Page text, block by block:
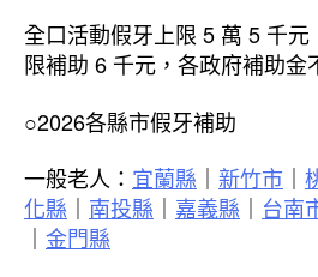
全口活動假牙上限 5 萬 5 千
限補助 6 千元，各政府補助金
○2026各縣市假牙補助
一般老人： 宜蘭縣 ｜ 新竹市 ｜
化縣 ｜ 南投縣 ｜ 嘉義縣 ｜ 台南
｜ 金門縣